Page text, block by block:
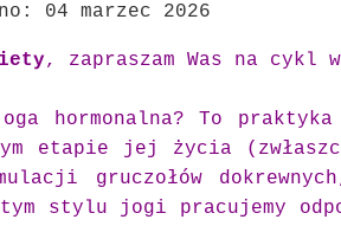
04 marzec 2026
, zapraszam Was na cykl
hormonalna? To
etapie jej życia
gruczołów
stylu jogi pracujemy